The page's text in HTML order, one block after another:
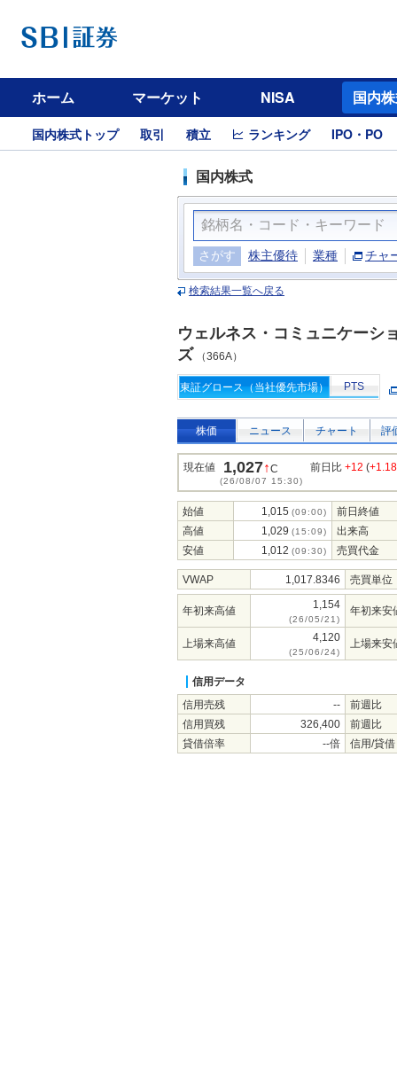
ホーム マーケット NISA 国内
国内株式トップ 取引 積立 ランキング IPO・PO
国内株式
さがす 株主優待 業種 チャ
検索結果一覧へ戻る
ウェルネス・コミュニケーシ
ズ （366A）
東証グロース（当社優先市場） PTS
株価 ニュース チャート 評
現在値 1,027↑C
(26/08/07 15:30)
前日比 +12 (
始値 1,015 (09:00)
前日終値
高値
1,029 (15:09)
出来高
安値
1,012 (09:30) 売買代金
VWAP 1,017.8346 売買単位
年初来高値 1,154
(26/05/21)
年初来安
上場来高値 4,120
(25/06/24)
上場来安
信用データ
信用売残
--
前週比
信用買残
326,400
前週比
貸借倍率
--倍 信用/貸借